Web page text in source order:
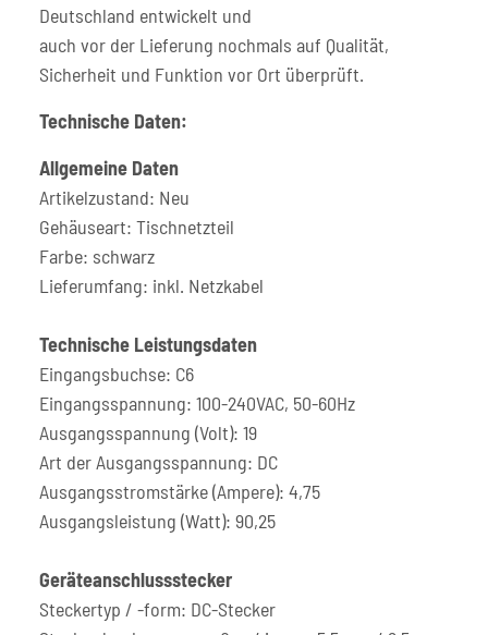
Deutschland entwickelt und
auch vor der Lieferung nochmals auf Qualität,
Sicherheit und Funktion vor Ort überprüft.
Technische Daten:
Allgemeine Daten
Artikelzustand: Neu
Gehäuseart: Tischnetzteil
Farbe: schwarz
Lieferumfang: inkl. Netzkabel
Technische Leistungsdaten
Eingangsbuchse: C6
Eingangsspannung: 100-240VAC, 50-60Hz
Ausgangsspannung (Volt): 19
Art der Ausgangsspannung: DC
Ausgangsstromstärke (Ampere): 4,75
Ausgangsleistung (Watt): 90,25
Geräteanschlussstecker
Steckertyp / -form: DC-Stecker